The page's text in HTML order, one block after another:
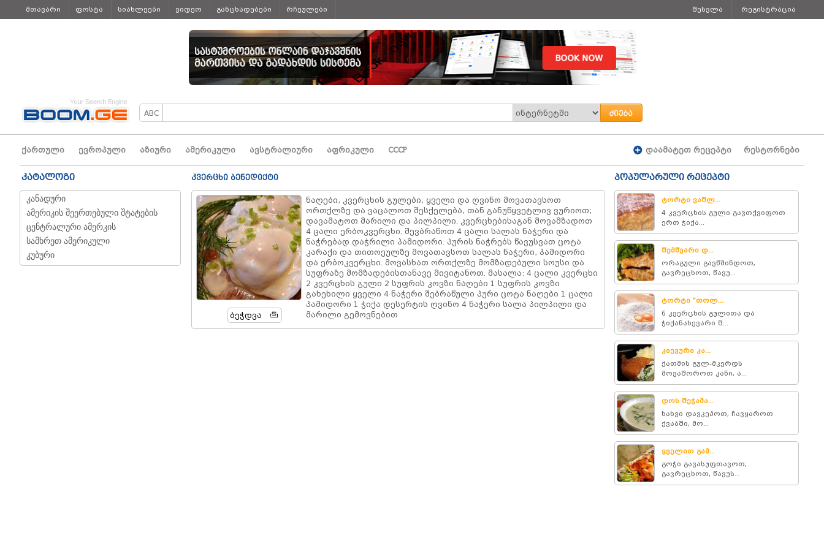
მთავარი ფოსტა სიახლეები ვიდეო განცხადებები რჩეულები შესვლა რეგისტრაცია
ქართული ევროპული აზიური ამერიკული ავსტრალიური აფრიკული СССР დაამატეთ რეცეპტი რესტორნები
კატალოგი
კანადური
ამერიკის შეერთებული შტატების
ცენტრალური ამერკის
სამხრეთ ამერიკული
კუბური
კვერცხი ბენედიქტი
Ბეჭდვა
ნაღები, კვერცხის გულები, ყველი და ღვინო მოვათავსოთ
ორთქლზე და ვაცალოთ შესქელება, თან განუწყვეტლივ ვურიოთ;
დავამატოთ მარილი და პილპილი. კვერცხებისაგან მოვამზადოთ
4 ცალი ერბოკვერცხი. შევბრაწოთ 4 ცალი სალას ნაჭერი და
ნაჭრებად დაჭრილი პამიდორი. პურის ნაჭრებს წავუსვათ ცოტა
კარაქი და თითოეულზე მოვათავსოთ სალას ნაჭერი, პამიდორი
და ერბოკვერცხი. მოვასხათ ორთქლზე მომზადებული სოუსი და
სუფრაზე მომზადებისთანავე მივიტანოთ. მასალა: 4 ცალი კვერცხი
2 კვერცხის გული 2 სუფრის კოვზი ნაღები 1 სუფრის კოვზი
გახეხილი ყველი 4 ნაჭერი შებრაწული პური ცოტა ნაღები 1 ცალი
პამიდორი 1 ჭიქა დესერტის ღვინო 4 ნაჭერი სალა პილპილი და
მარილი გემოვნებით
პოპულარული რეცეპტი
ტორტი ვაშლ...
4 კვერცხის გული გავთქვიფოთ
ერთ ჭიქა...
შემწვარი დ...
ორაგული გავწმინდოთ,
გავრეცხოთ, წავუ...
ტორტი ”თოლ...
6 კვერცხის გულითა და
ჭიქანახევარი შ...
კიევური კა...
ქათმის გულ-მკერდს
მოვაშოროთ კანი, ა...
დოს შეჭამა...
ხახვი დავკეპოთ, ჩავყაროთ
ქვაბში, მო...
ყველით გამ...
გოჭი გავასუფთავოთ,
გავრეცხოთ, წავუს...